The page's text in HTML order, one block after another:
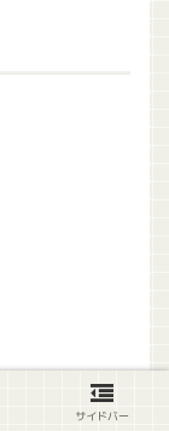
サイドバー